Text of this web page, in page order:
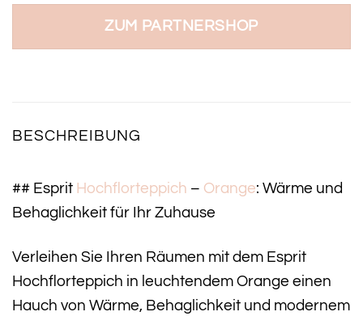
ZUM PARTNERSHOP
BESCHREIBUNG
## Esprit Hochflorteppich – Orange: Wärme und
Behaglichkeit für Ihr Zuhause
Verleihen Sie Ihren Räumen mit dem Esprit
Hochflorteppich in leuchtendem Orange einen
Hauch von Wärme, Behaglichkeit und modernem